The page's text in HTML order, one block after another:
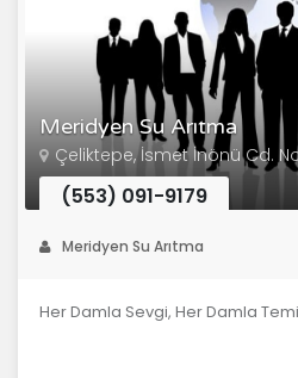
Meridyen Su Arıtma
Çeliktepe, İsmet İnönü Cd.
(553) 091-9179
Meridyen Su Arıtma
Her Damla Sevgi, Her Damla